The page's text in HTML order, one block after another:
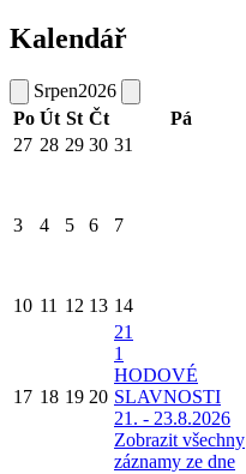
Kalendář
Srpen2026
Po Út St Čt Pá
27 28 29 30 31
3 4 5 6 7
10 11 12 13 14
17 18 19 20
21
1
HODOVÉ
SLAVNOSTI
21. - 23.8.2026
Zobrazit všechny
záznamy ze dne